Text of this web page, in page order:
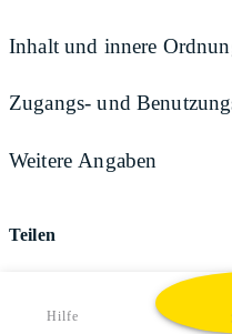
Inhalt und innere
Zugangs- und
Weitere Angaben
Teilen
Hilfe